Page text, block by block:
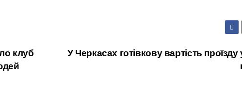
У Черкасах готівкову вартість
клуб